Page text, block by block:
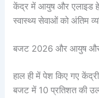
केंद्र में आयुष और एलाइड
स्वास्थ्य सेवाओं को अंतिम
बजट 2026 और आयुष और
हाल ही में पेश किए गए
बजट में 10 प्रतिशत की